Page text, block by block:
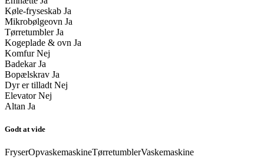
Køle-fryseskab Ja
Mikrobølgeovn Ja
Tørretumbler Ja
Kogeplade & ovn Ja
Komfur Nej
Badekar Ja
Bopælskrav Ja
Dyr er tilladt Nej
Elevator Nej
Altan Ja
Godt at vide
FryserOpvaskemaskineTørretumblerVaskemaskine